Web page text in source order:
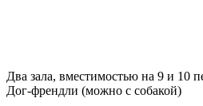
Два зала, вместимостью на 9 и 10
Дог-френдли (можно с собакой)